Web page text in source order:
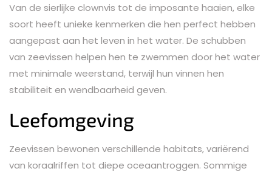
Van de sierlijke clownvis tot de imposante haaien, elke
soort heeft unieke kenmerken die hen perfect hebben
aangepast aan het leven in het water. De schubben
van zeevissen helpen hen te zwemmen door het water
met minimale weerstand, terwijl hun vinnen hen
stabiliteit en wendbaarheid geven.
Leefomgeving
Zeevissen bewonen verschillende habitats, variërend
van koraalriffen tot diepe oceaantroggen. Sommige